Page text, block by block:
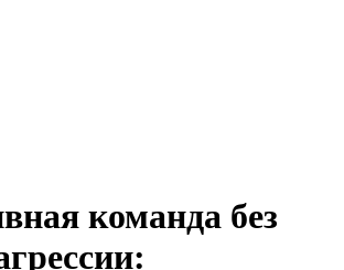
команда без